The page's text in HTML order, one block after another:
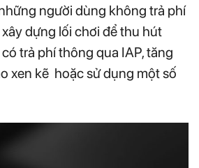
người dùng không trả phí
dựng lối chơi để thu hút
trả phí thông qua IAP, tăng
xen kẽ hoặc sử dụng một số